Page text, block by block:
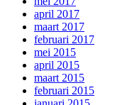
april 2017
maart 2017
februari 2017
mei 2015
april 2015
maart 2015
februari 2015